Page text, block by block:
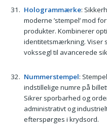
Hologrammærke:
moderne ’stempel’ mod
produkter. Kombinerer
identitetsmærkning. Viser
vokssegl til avancerede
Nummerstempel:
indstillelige numre på
Sikrer sporbarhed og
administrativt og
efterspørges i krydsord.